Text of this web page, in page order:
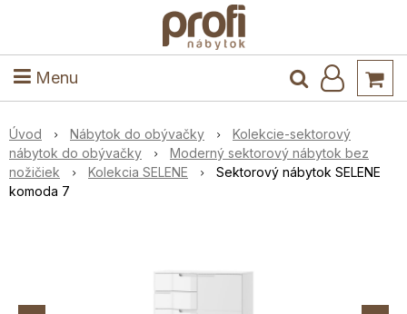
Menu
Kuchyňa a jedáleň
Úvod Nábytok do obývačky
Kolekcie-sektorový
nábytok do obývačky
Moderný sektorový nábytok bez
nožičiek
Kolekcia SELENE
Sektorový nábytok SELENE
komoda 7